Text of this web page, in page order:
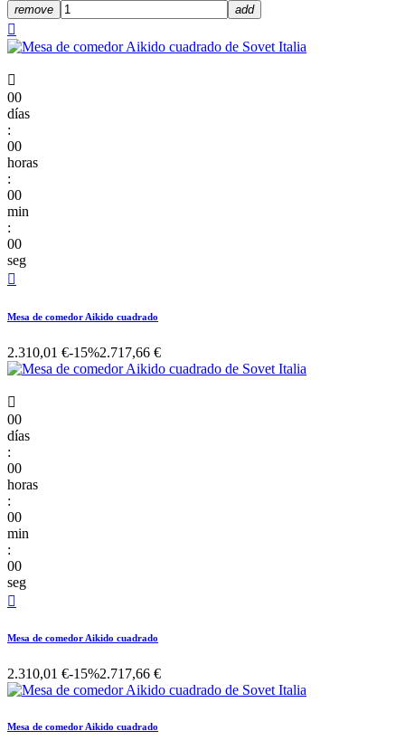
remove add


00
días
:
00
horas
:
00
min
:
00
seg

Mesa de comedor Aikido cuadrado
2.310,01 €-15%2.717,66 €

00
días
:
00
horas
:
00
min
:
00
seg

Mesa de comedor Aikido cuadrado
2.310,01 €-15%2.717,66 €
Mesa de comedor Aikido cuadrado